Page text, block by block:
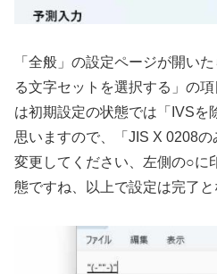
「全般」の設定ページが開い
る文字セットを選択する」の
は初期設定の状態では「IVSを
思いますので、「JIS X 0208
変更してください、左側の○に
態ですね、以上で設定は完了と